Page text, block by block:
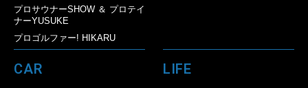
プロサウナーSHOW ＆ プロテイ
ナーYUSUKE
プロゴルファー! HIKARU
CAR LIFE